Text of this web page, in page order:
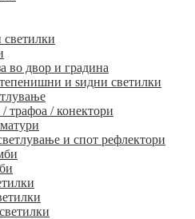
во двор и градина
и ѕидни светилки
трафоа / конектори
и спот рефлектори